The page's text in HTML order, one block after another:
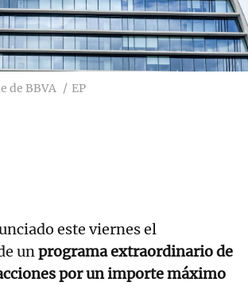
de BBVA EP
este viernes el
unprograma extraordinario de
por un importe máximo